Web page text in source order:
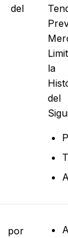
del
la
del
por